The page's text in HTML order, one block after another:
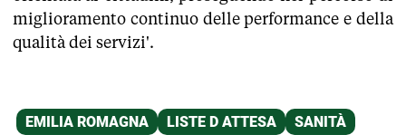
miglioramento continuo delle performance e della
qualità dei servizi'.